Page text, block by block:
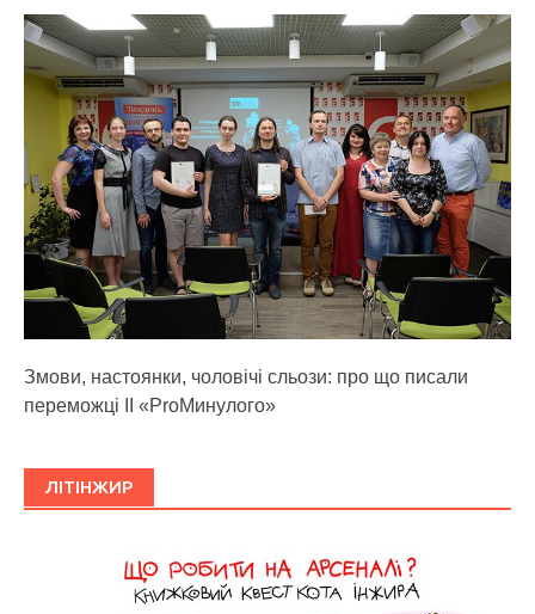
Змови, настоянки, чоловічі сльози: про що писали
переможці ІІ «ProМинулого»
ЛІТІНЖИР